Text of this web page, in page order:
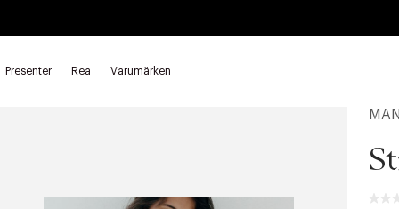
Presenter Rea Varumärken